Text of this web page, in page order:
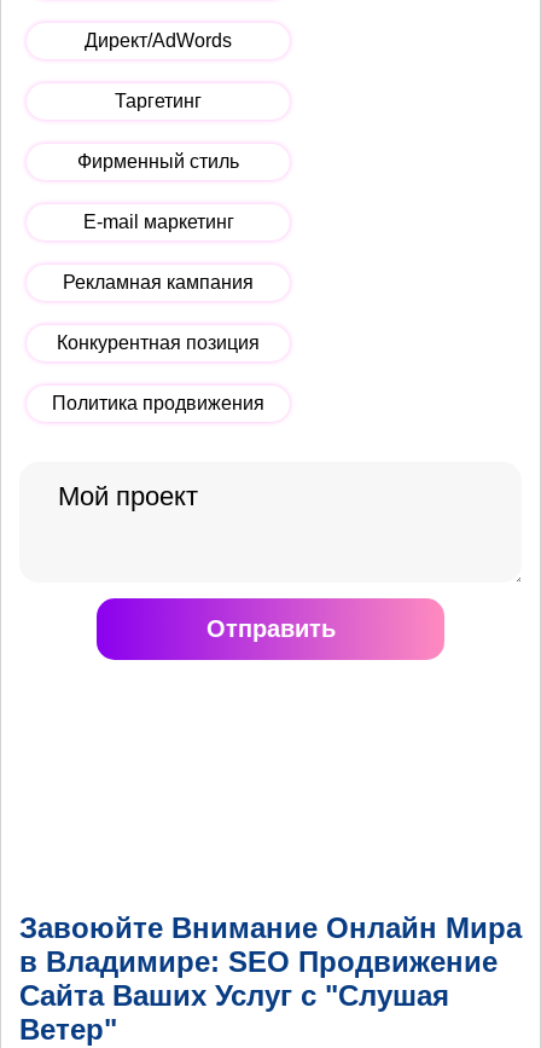
Директ/AdWords
Таргетинг
Фирменный стиль
E-mail маркетинг
Рекламная кампания
Конкурентная позиция
Политика продвижения
Отправить
Завоюйте Внимание Онлайн Мира
в Владимире: SEO Продвижение
Сайта Ваших Услуг с "Слушая
Ветер"